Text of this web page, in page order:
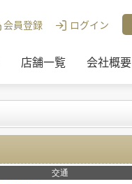
会員登録 ログイン
店舗一覧 会社概要
交通